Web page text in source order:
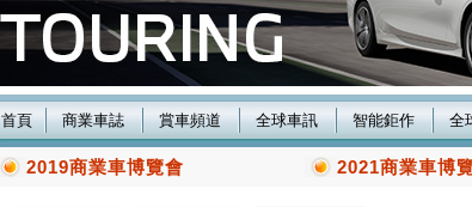
首頁 商業車誌 賞車頻道 全球車訊 智能鉅作 全
2019商業車博覽會 2021商業車博